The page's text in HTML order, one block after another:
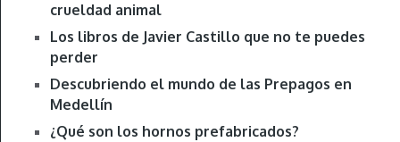
crueldad animal
Los libros de Javier Castillo que no te puedes
perder
Descubriendo el mundo de las Prepagos en
Medellín
¿Qué son los hornos prefabricados?